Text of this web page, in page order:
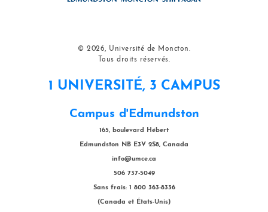
© 2026, Université de Moncton.
Tous droits réservés.
1 UNIVERSITÉ, 3 CAMPUS
Campus d'Edmundston
165, boulevard Hébert
Edmundston NB E3V 2S8, Canada
info@umce.ca
506 737-5049
Sans frais: 1 800 363-8336
(Canada et États-Unis)